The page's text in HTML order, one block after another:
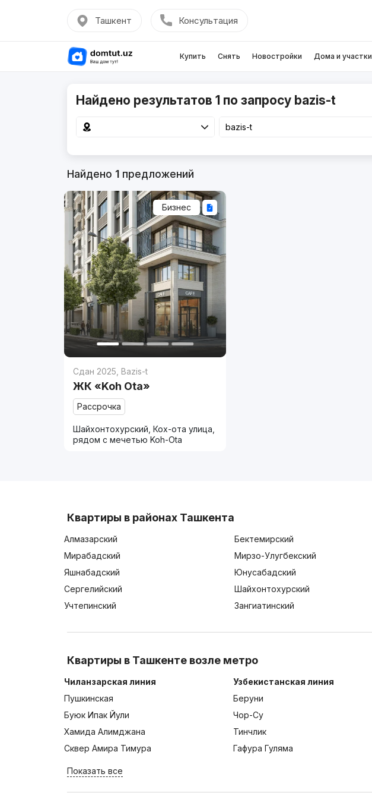
Ташкент Консультация
Купить Снять Новостройки Дома и участки
Найдено результатов 1 по запросу bazis-t
Найдено 1предложений
Бизнес
Сдан 2025 Bazis-t
ЖК «Koh Ota»
Рассрочка
Шайхонтохурский, Кох-ота улица,
рядом с мечетью Koh-Ota
Квартиры в районах Ташкента
Алмазарский Бектемирский
Мирабадский
Мирзо-Улугбекский
Яшнабадский
Юнусабадский
Сергелийский
Шайхонтохурский
Учтепинский
Зангиатинский
Квартиры в Ташкенте возле метро
Чиланзарская линия
Пушкинская
Буюк Ипак Йули
Хамида Алимджана
Сквер Амира Тимура
Узбекистанская линия
Беруни
Чор-Су
Тинчлик
Гафура Гуляма
Показать все